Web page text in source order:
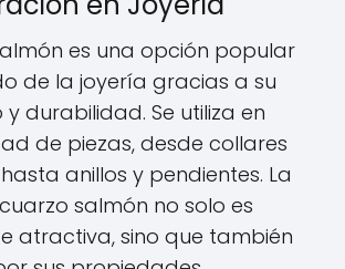
es una opción popular
de la joyería gracias a su
durabilidad. Se utiliza en
de piezas, desde collares
anillos y pendientes. La
salmón no solo es
atractiva, sino que también